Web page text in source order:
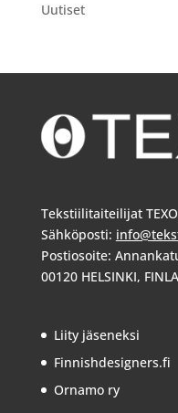
Uutiset
Tekstiilitaiteilijat
Sähköposti:
Postiosoite:
00120 HELSINKI,
Liity jäseneksi
Finnishdesigners.fi
Ornamo ry